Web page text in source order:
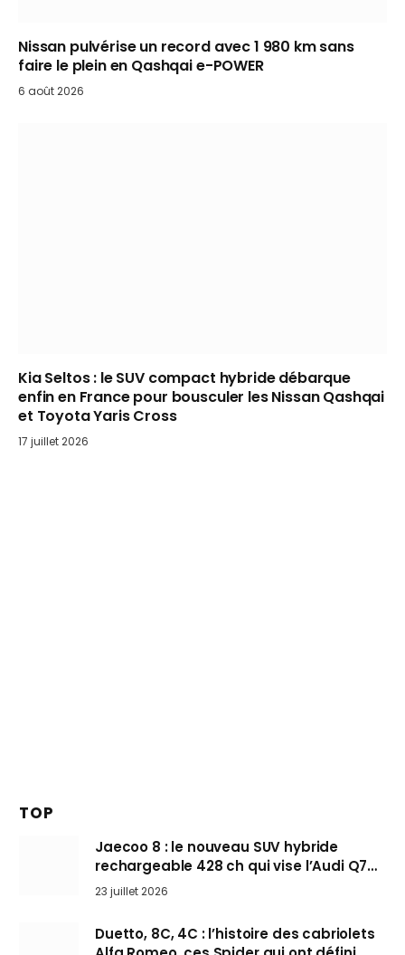
Nissan pulvérise un record avec 1 980 km sans
faire le plein en Qashqai e-POWER
6 août 2026
Kia Seltos : le SUV compact hybride débarque
enfin en France pour bousculer les Nissan Qashqai
et Toyota Yaris Cross
17 juillet 2026
TOP
Jaecoo 8 : le nouveau SUV hybride
rechargeable 428 ch qui vise l’Audi Q7
arrive en Europe cet automne
23 juillet 2026
Duetto, 8C, 4C : l’histoire des cabriolets